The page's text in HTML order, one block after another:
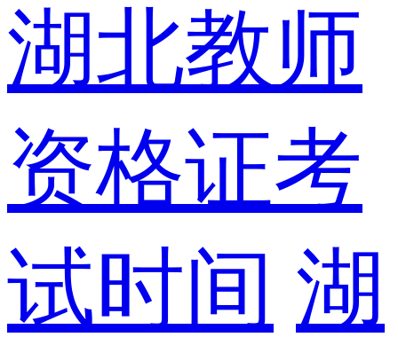
湖北教师
资格证考
试时间 湖